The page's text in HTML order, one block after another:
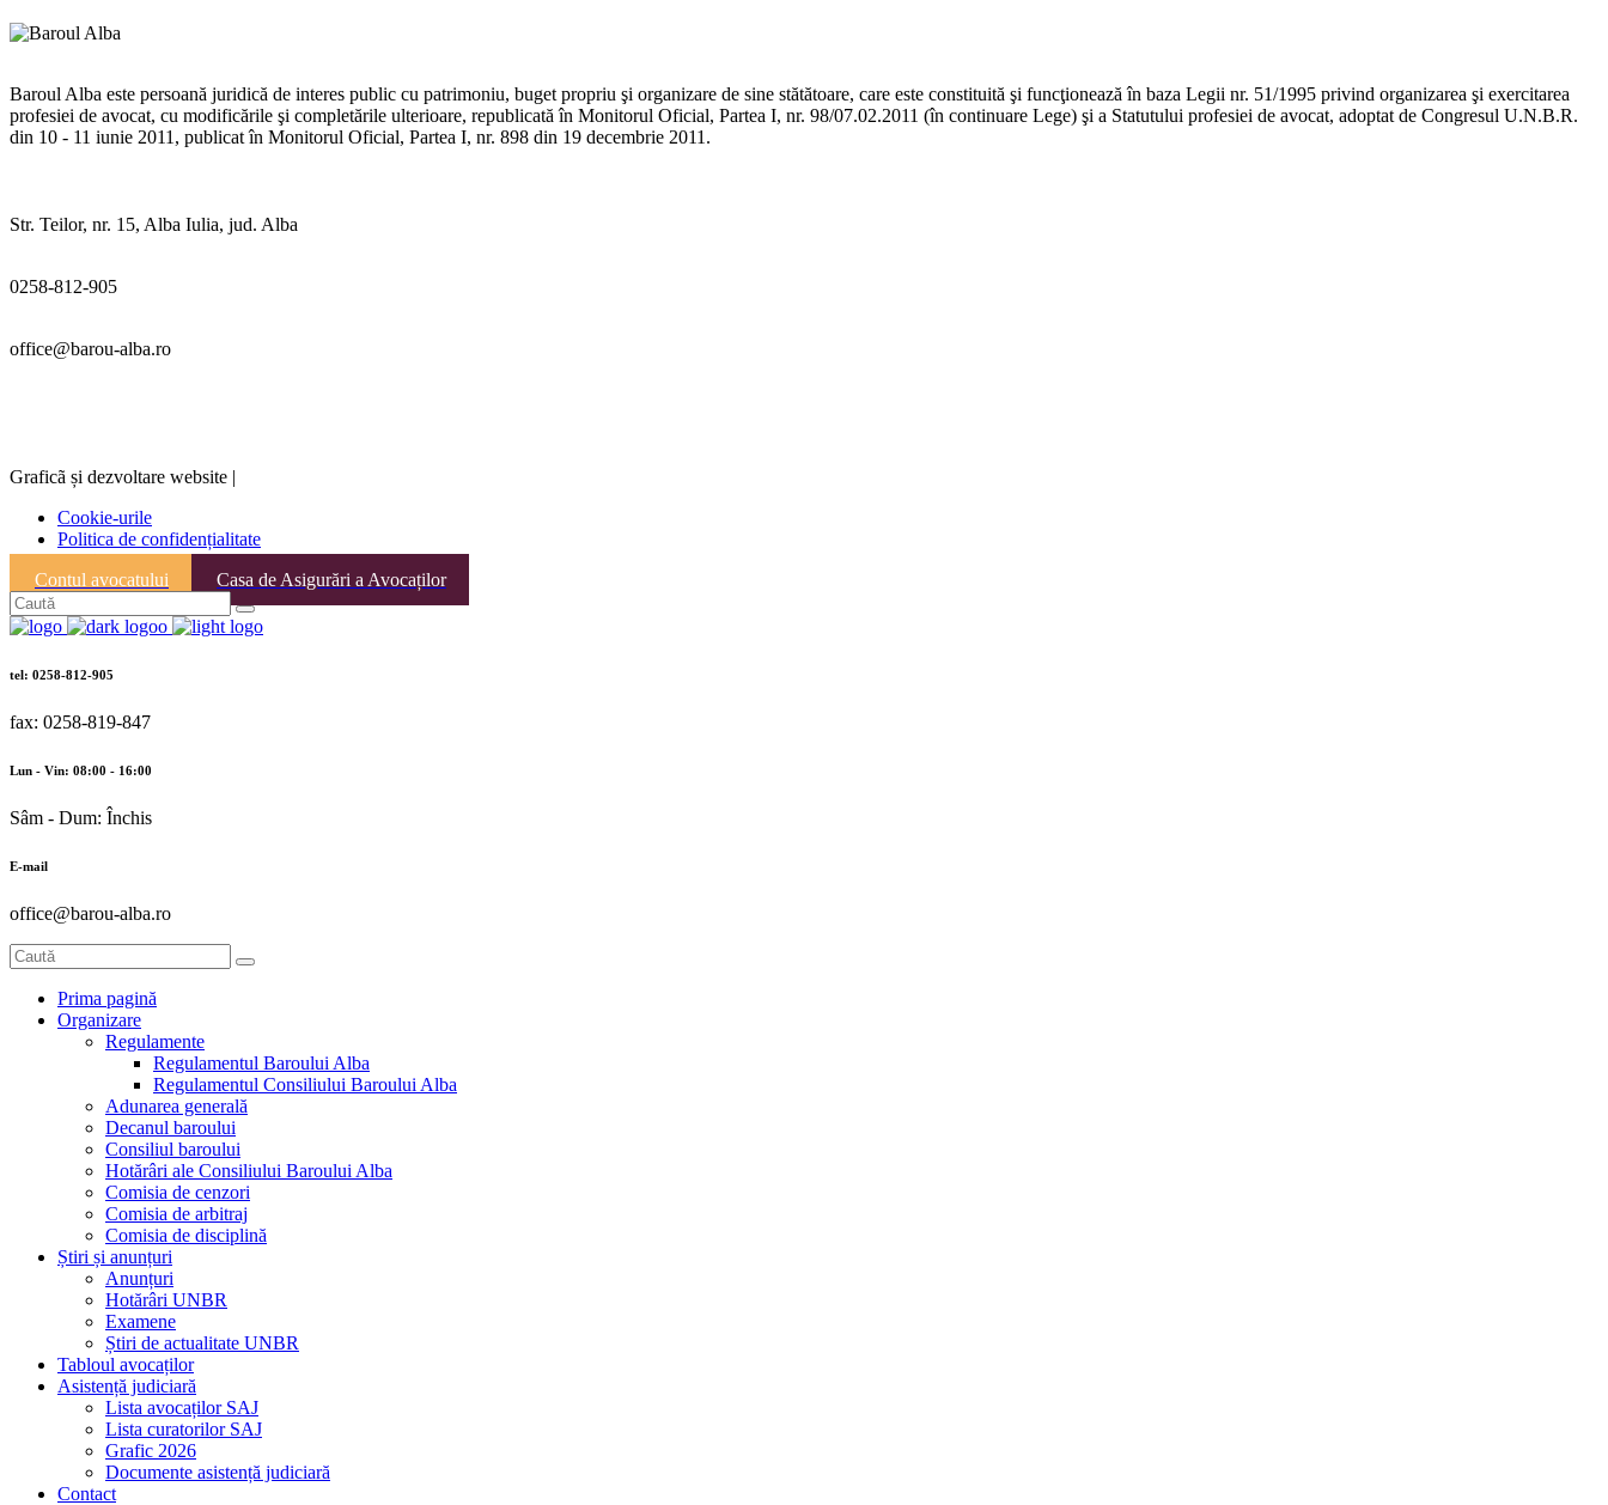
Baroul Alba este persoană juridică de interes public cu patrimoniu, buget propriu şi organizare de sine stătătoare, care este constituită şi funcţionează în baza Legii nr. 51/1995 privind organizarea şi exercitarea
profesiei de avocat, cu modificările şi completările ulterioare, republicată în Monitorul Oficial, Partea I, nr. 98/07.02.2011 (în continuare Lege) şi a Statutului profesiei de avocat, adoptat de Congresul U.N.B.R.
din 10 - 11 iunie 2011, publicat în Monitorul Oficial, Partea I, nr. 898 din 19 decembrie 2011.
Str. Teilor, nr. 15, Alba Iulia, jud. Alba
0258-812-905
office@barou-alba.ro
Graficã și dezvoltare website |
Cookie-urile
Politica de confidențialitate
Contul avocatului
Casa de Asigurări a Avocaților
tel: 0258-812-905
fax: 0258-819-847
Lun - Vin: 08:00 - 16:00
Sâm - Dum: Închis
E-mail
office@barou-alba.ro
Prima pagină
Organizare
Regulamente
Regulamentul Baroului Alba
Regulamentul Consiliului Baroului Alba
Adunarea generală
Decanul baroului
Consiliul baroului
Hotărâri ale Consiliului Baroului Alba
Comisia de cenzori
Comisia de arbitraj
Comisia de disciplină
Știri și anunțuri
Anunțuri
Hotărâri UNBR
Examene
Știri de actualitate UNBR
Tabloul avocaților
Asistență judiciară
Lista avocaților SAJ
Lista curatorilor SAJ
Grafic 2026
Documente asistență judiciară
Contact